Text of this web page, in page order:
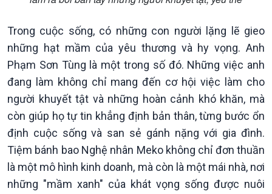
Trong cuộc sống, có những con người lặng lẽ gieo
những hạt mầm của yêu thương và hy vọng. Anh
Phạm Sơn Tùng là một trong số đó. Những việc anh
đang làm không chỉ mang đến cơ hội việc làm cho
người khuyết tật và những hoàn cảnh khó khăn, mà
còn giúp họ tự tin khẳng định bản thân, từng bước ổn
định cuộc sống và san sẻ gánh nặng với gia đình.
Tiệm bánh bao Nghệ nhân Meko không chỉ đơn thuần
là một mô hình kinh doanh, mà còn là một mái nhà, nơi
những "mầm xanh" của khát vọng sống được nuôi